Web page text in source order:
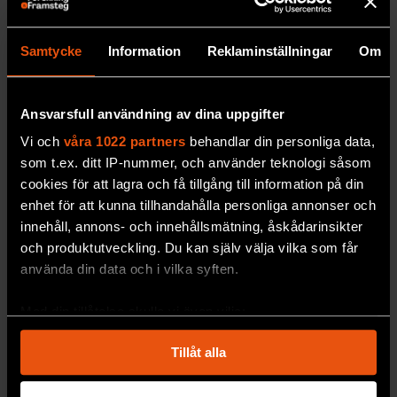
Samtycke Information Reklaminställningar Om
Ansvarsfull användning av dina uppgifter
Vi och våra 1022 partners behandlar din personliga data,
som t.ex. ditt IP-nummer, och använder teknologi såsom
cookies för att lagra och få tillgång till information på din
enhet för att kunna tillhandahålla personliga annonser och
innehåll, annons- och innehållsmätning, åskådarinsikter
och produktutveckling. Du kan själv välja vilka som får
använda din data och i vilka syften.
som kan ha en noggrannhet på upp till flera meter
Identifiera din enhet genom att aktivt skanna den
Tillåt alla
Kan diagnoser göra oss
sjukare?
Per Snaprud läser neurologen Suzanne
O’Sullivan The age of diagnosis.
PREMIUM MEDICIN & HÄLSA